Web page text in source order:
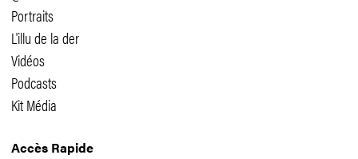
Portraits
L'illu de la der
Vidéos
Podcasts
Kit Média
Accès Rapide